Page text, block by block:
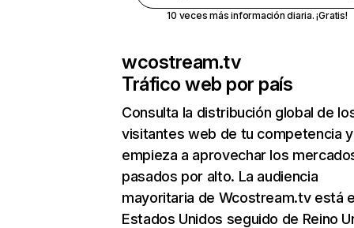
10 veces más información diaria. ¡Gratis!
wcostream.tv
Tráfico web por país
Consulta la distribución global de
visitantes web de tu competencia y
empieza a aprovechar los
pasados por alto. La audiencia
mayoritaria de Wcostream.tv está
Estados Unidos seguido de Reino